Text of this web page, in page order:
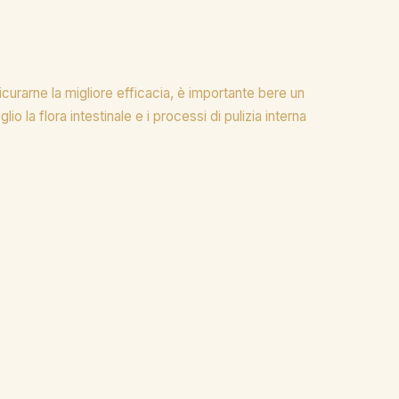
la migliore efficacia, è importante bere un
la flora intestinale e i processi di pulizia interna